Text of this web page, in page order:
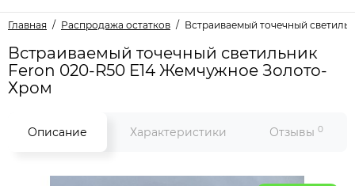
Главная Распродажа остатков Встраиваемый точечный
Встраиваемый точечный светильник
Feron 020-R50 E14 Жемчужное Золото-
Хром
Описание Характеристики Отзывы 0